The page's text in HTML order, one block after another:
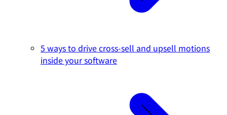
5 ways to drive cross-sell and upsell motions
inside your software